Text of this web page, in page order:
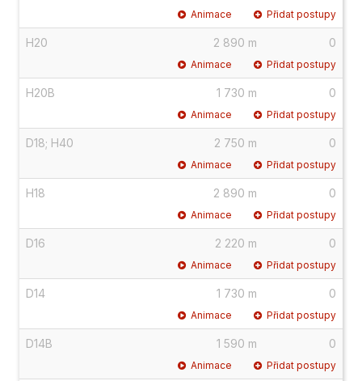
Animace Přidat postupy
H20 2 890 m 0
Animace Přidat postupy
H20B 1 730 m 0
Animace Přidat postupy
D18; H40 2 750 m 0
Animace Přidat postupy
H18 2 890 m 0
Animace Přidat postupy
D16 2 220 m 0
Animace Přidat postupy
D14 1 730 m 0
Animace Přidat postupy
D14B 1 590 m 0
Animace Přidat postupy